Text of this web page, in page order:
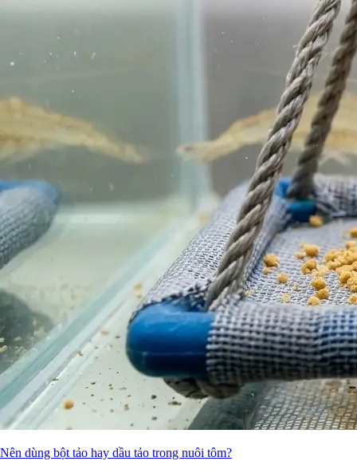
Nên dùng bột tảo hay dầu tảo trong nuôi tôm?